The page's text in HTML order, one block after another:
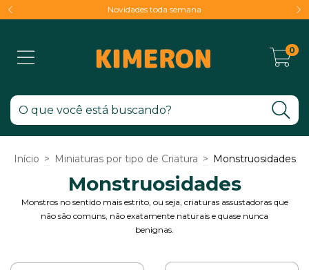
Novidades toda semana
0
Início > Miniaturas por tipo de Criatura > Monstruosidades
Monstruosidades
Monstros no sentido mais estrito, ou seja, criaturas assustadoras que
não são comuns, não exatamente naturais e quase nunca
benignas.